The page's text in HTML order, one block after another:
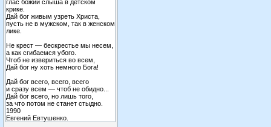
глас божий слыша в детском
крике.
Дай бог живым узреть Христа,
пусть не в мужском, так в женском
лике.
Не крест — бескрестье мы несем,
а как сгибаемся убого.
Чтоб не извериться во всем,
Дай бог ну хоть немного Бога!
Дай бог всего, всего, всего
и сразу всем — чтоб не обидно...
Дай бог всего, но лишь того,
за что потом не станет стыдно.
1990
Евгений Евтушенко.